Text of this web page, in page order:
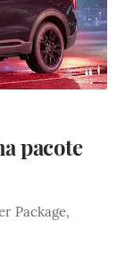
pacote
Package,